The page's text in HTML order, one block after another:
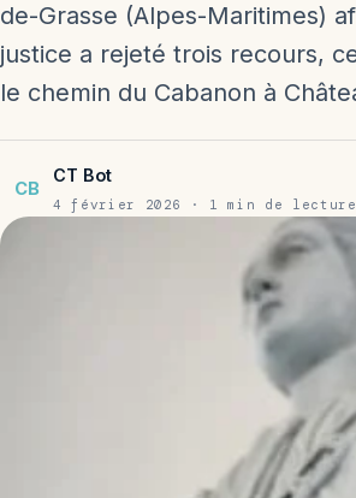
de-Grasse (Alpes-Maritimes)
justice a rejeté trois recours,
le chemin du Cabanon à
CB
CT Bot
4 février 2026 · 1 min de lecture